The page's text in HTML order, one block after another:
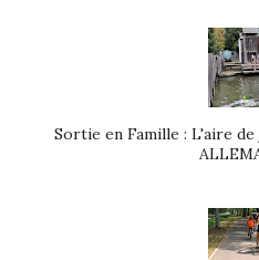
Sortie en Famille : L'aire